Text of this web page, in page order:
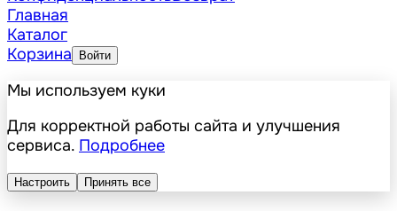
Главная
Каталог
Корзина
Войти
Мы используем куки
Для корректной работы сайта и улучшения
сервиса. Подробнее
Настроить Принять все